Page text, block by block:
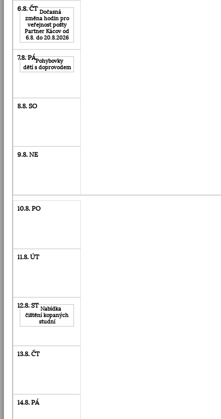
Dočasná
změna hodin pro
veřejnost pošty
Partner Kácov od
6.8. do 20.8.2026
Pohybovky
dětí s doprovodem
Nabídka
čištění kopaných
studní